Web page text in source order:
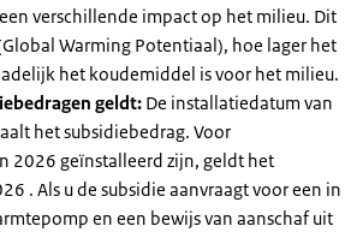
verschillende impact op het milieu. Dit
Warming Potentiaal), hoe lager het
het koudemiddel is voor het milieu.
geldt: De installatiedatum van
het subsidiebedrag. Voor
2026 geïnstalleerd zijn, geldt het
. Als u de subsidie aanvraagt voor een in
en een bewijs van aanschaf uit